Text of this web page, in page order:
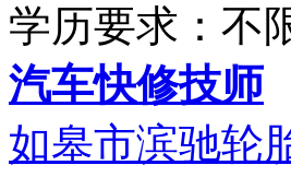
学历要求：不
汽车快修技师
如皋市滨驰轮